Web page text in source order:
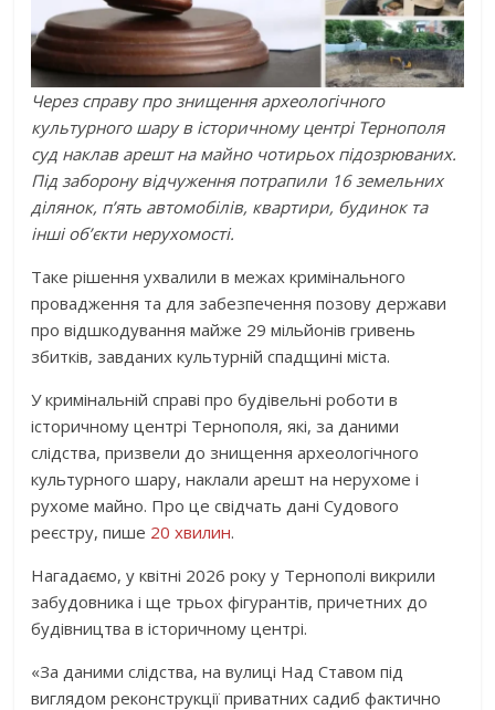
Через справу про знищення археологічного
культурного шару в історичному центрі Тернополя
суд наклав арешт на майно чотирьох підозрюваних.
Під заборону відчуження потрапили 16 земельних
ділянок, п’ять автомобілів, квартири, будинок та
інші об’єкти нерухомості.
Таке рішення ухвалили в межах кримінального
провадження та для забезпечення позову держави
про відшкодування майже 29 мільйонів гривень
збитків, завданих культурній спадщині міста.
У кримінальній справі про будівельні роботи в
історичному центрі Тернополя, які, за даними
слідства, призвели до знищення археологічного
культурного шару, наклали арешт на нерухоме і
рухоме майно. Про це свідчать дані Судового
реєстру, пише 20 хвилин.
Нагадаємо, у квітні 2026 року у Тернополі викрили
забудовника і ще трьох фігурантів, причетних до
будівництва в історичному центрі.
«За даними слідства, на вулиці Над Ставом під
виглядом реконструкції приватних садиб фактично